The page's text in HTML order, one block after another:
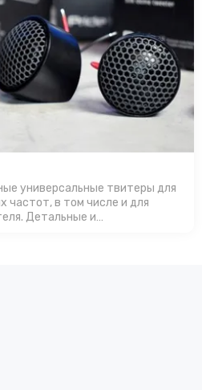
универсальные твитеры для
частот, в том числе и для
Детальные и